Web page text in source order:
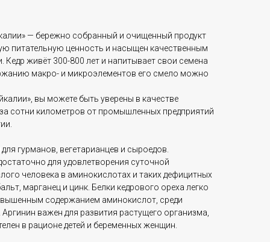
— бережно собранный и очищенный продукт
питательную ценность и насыщен качественным
Кедр живёт 300-800 лет и напитывает свои семена
макро- и микроэлементов его смело можно
вы можете быть уверены в качестве
сотни километров от промышленных предприятий
гурманов, вегетарианцев и сыроедов.
для удовлетворения суточной
человека в аминокислотах и таких дефицитных
марганец и цинк. Белки кедрового ореха легко
содержанием аминокислот, среди
важен для развития растущего организма,
в рационе детей и беременных женщин.